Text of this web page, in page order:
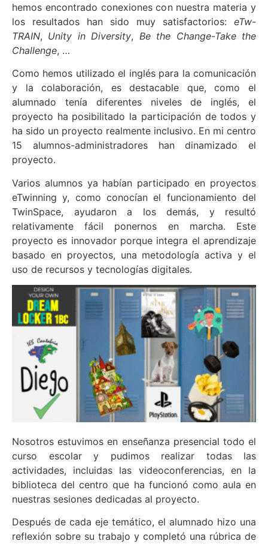
hemos encontrado conexiones con nuestra materia y
los resultados han sido muy satisfactorios: eTw-
TRAIN, Unity in Diversity, Be the Change-Take the
Challenge, …
Como hemos utilizado el inglés para la comunicación
y la colaboración, es destacable que, como el
alumnado tenía diferentes niveles de inglés, el
proyecto ha posibilitado la participación de todos y
ha sido un proyecto realmente inclusivo. En mi centro
15 alumnos-administradores han dinamizado el
proyecto.
Varios alumnos ya habían participado en proyectos
eTwinning y, como conocían el funcionamiento del
TwinSpace, ayudaron a los demás, y resultó
relativamente fácil ponernos en marcha. Este
proyecto es innovador porque integra el aprendizaje
basado en proyectos, una metodología activa y el
uso de recursos y tecnologías digitales.
Nosotros estuvimos en enseñanza presencial todo el
curso escolar y pudimos realizar todas las
actividades, incluidas las videoconferencias, en la
biblioteca del centro que ha funcionó como aula en
nuestras sesiones dedicadas al proyecto.
Después de cada eje temático, el alumnado hizo una
reflexión sobre su trabajo y completó una rúbrica de